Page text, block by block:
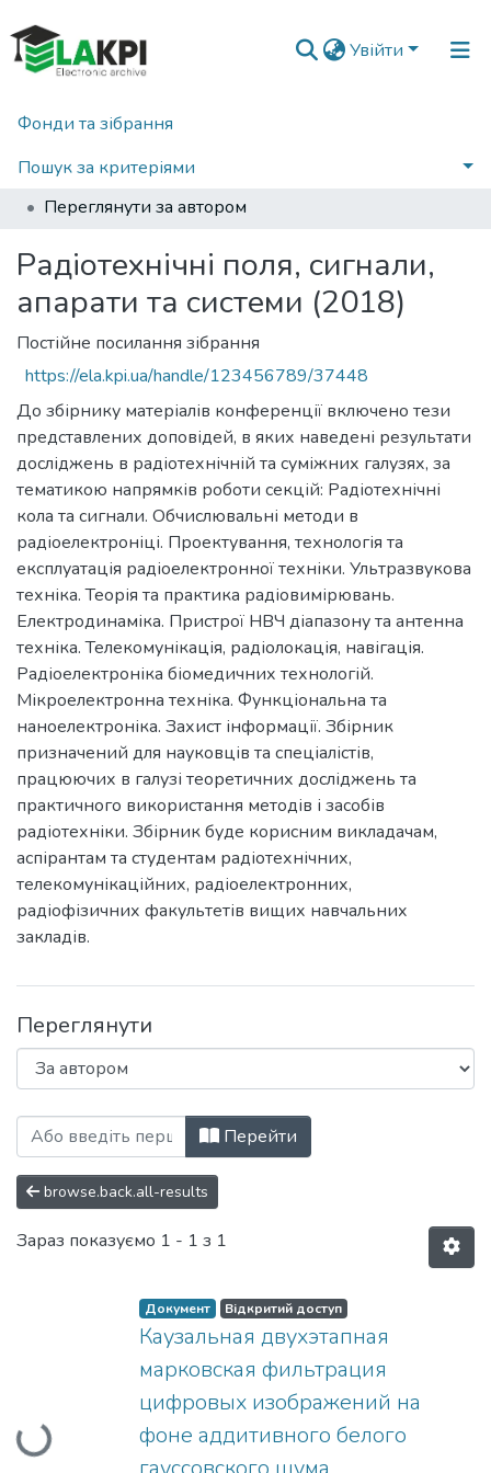
Увійти
Фонди та зібрання
Пошук за критеріями
Головна
Переглянути за автором
Радіотехнічні поля, сигнали,
апарати та системи (2018)
Постійне посилання зібрання
https://ela.kpi.ua/handle/123456789/37448
До збірнику матеріалів конференції включено тези
представлених доповідей, в яких наведені результати
досліджень в радіотехнічній та суміжних галузях, за
тематикою напрямків роботи секцій: Радіотехнічні
кола та сигнали. Обчислювальні методи в
радіоелектроніці. Проектування, технологія та
експлуатація радіоелектронної техніки. Ультразвукова
техніка. Теорія та практика радіовимірювань.
Електродинаміка. Пристрої НВЧ діапазону та антенна
техніка. Телекомунікація, радіолокація, навігація.
Радіоелектроніка біомедичних технологій.
Мікроелектронна техніка. Функціональна та
наноелектроніка. Захист інформації. Збірник
призначений для науковців та спеціалістів,
працюючих в галузі теоретичних досліджень та
практичного використання методів і засобів
радіотехніки. Збірник буде корисним викладачам,
аспірантам та студентам радіотехнічних,
телекомунікаційних, радіоелектронних,
радіофізичних факультетів вищих навчальних
закладів.
Переглянути
Перегляд Радіотехнічні поля,
Перейти
browse.back.all-results
Зараз показуємо 1 - 1 з 1
Вантажиться...
Документ Відкритий доступ
Каузальная двухэтапная
марковская фильтрация
цифровых изображений на
фоне аддитивного белого